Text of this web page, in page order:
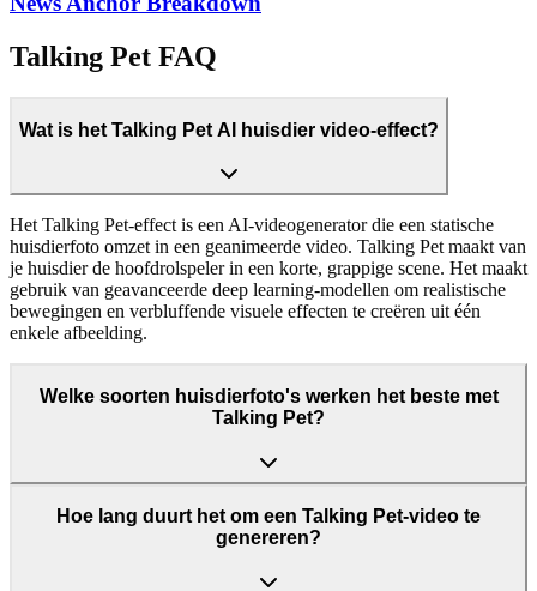
Talking Pet FAQ
Wat is het Talking Pet AI huisdier video-effect?
Het Talking Pet-effect is een AI-videogenerator die een statische
huisdierfoto omzet in een geanimeerde video. Talking Pet maakt van
je huisdier de hoofdrolspeler in een korte, grappige scene. Het maakt
gebruik van geavanceerde deep learning-modellen om realistische
bewegingen en verbluffende visuele effecten te creëren uit één
enkele afbeelding.
Welke soorten huisdierfoto's werken het beste met
Talking Pet?
Hoe lang duurt het om een Talking Pet-video te
genereren?